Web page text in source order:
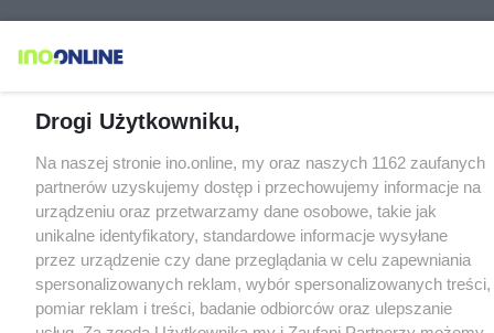
Drogi Użytkowniku,
Na naszej stronie ino.online, my oraz naszych 1162 zaufanych
partnerów uzyskujemy dostęp i przechowujemy informacje na
urządzeniu oraz przetwarzamy dane osobowe, takie jak
unikalne identyfikatory, standardowe informacje wysyłane
przez urządzenie czy dane przeglądania w celu zapewniania
spersonalizowanych reklam, wybór spersonalizowanych treści,
pomiar reklam i treści, badanie odbiorców oraz ulepszanie